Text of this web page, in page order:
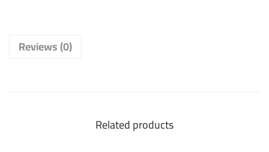
Reviews (0)
Related products